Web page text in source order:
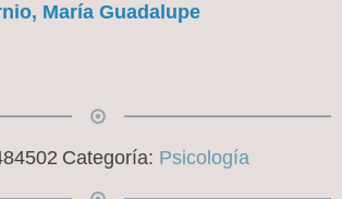
María Guadalupe
Categoría: Psicología